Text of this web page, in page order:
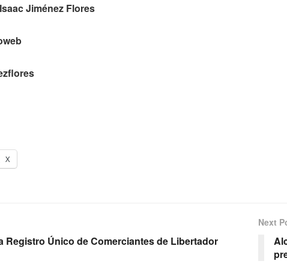
Jiménez Flores
X
Registro Único de Comerciantes de Libertador
Next